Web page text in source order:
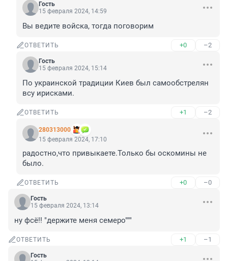
Гость
15 февраля 2024, 14:59
Вы ведите войска, тогда поговорим
ОТВЕТИТЬ +0 –2
Гость
15 февраля 2024, 15:14
По украинской традиции Киев был самообстрелян
всу ирисками.
ОТВЕТИТЬ +1 –2
280313000
15 февраля 2024, 17:10
радостно,что привыкаете.Только бы оскомины не
было.
ОТВЕТИТЬ +0 –0
Гость
15 февраля 2024, 13:14
ну фсё!! "держите меня семеро"""
ОТВЕТИТЬ +1 –1
Гость